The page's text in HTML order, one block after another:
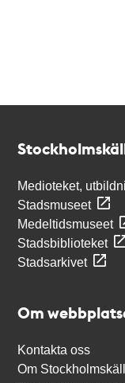
Medioteket,
Stadsmuseet
Medeltidsmuseet
Stadsbiblioteket
Stadsarkivet
Om
Kontakta oss
Om